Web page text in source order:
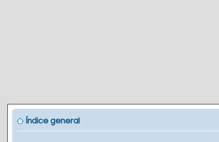
Índice general